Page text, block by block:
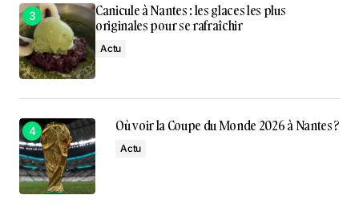
Canicule à Nantes : les glaces les plus
originales pour se rafraîchir
Actu
Où voir la Coupe du Monde 2026 à Nantes ?
Actu